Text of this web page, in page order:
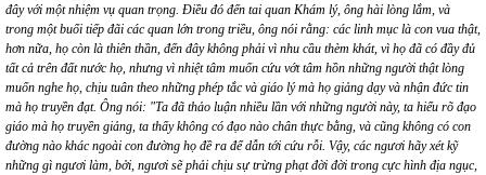
đây với một nhiệm vụ quan trọng. Điều đó đến tai quan Khám lý, ông hài lòng lắm, và
trong một buổi tiếp đãi các quan lớn trong triều, ông nói rằng: các linh mục là con vua thật,
hơn nữa, họ còn là thiên thần, đến đây không phải vì nhu cầu thèm khát, vì họ đã có đầy đủ
tất cả trên đất nước họ, nhưng vì nhiệt tâm muốn cứu vớt tâm hồn những người thật lòng
muốn nghe họ, chịu tuân theo những phép tắc và giáo lý mà họ giảng dạy và nhận đức tin
mà họ truyền đạt. Ông nói: "Ta đã thảo luận nhiều lần với những người này, ta hiểu rõ đạo
giáo mà họ truyền giảng, ta thấy không có đạo nào chân thực bằng, và cũng không có con
đường nào khác ngoài con đường họ đề ra để dẫn tới cứu rỗi. Vậy, các ngươi hãy xét kỹ
những gì ngươi làm, bởi, ngươi sẽ phải chịu sự trừng phạt đời đời trong cực hình địa ngục,